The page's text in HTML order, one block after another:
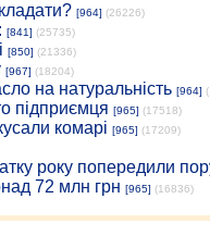
[964] (26226)
[841] (25735)
[850] (21336)
[967] (18204)
на натуральність [964]
підприємця [965] (17518)
комарі [965] (17209)
року попередили
72 млн грн [965] (16836)